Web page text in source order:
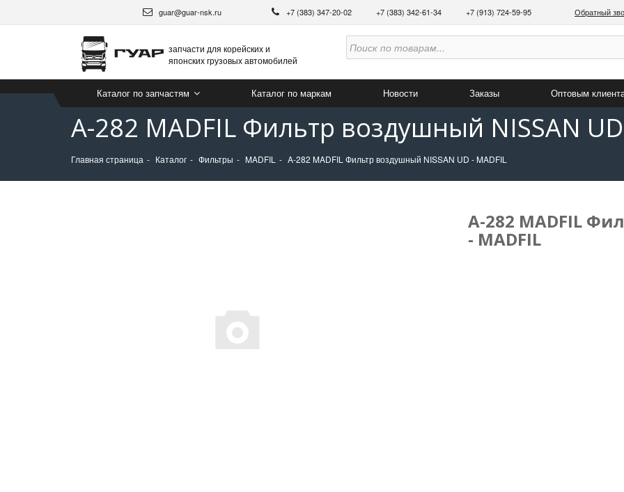
guar@guar-nsk.ru +7 (383) 347-20-02 +7 (383) 342-61-34 +7 (913) 724-59-95 Обратный
запчасти для корейских и
японских грузовых автомобилей
Каталог по запчастям Каталог по маркам Новости Заказы Оптовым
A-282 MADFIL Фильтр воздушный NISSAN
Главная страница Каталог Фильтры MADFIL A-282 MADFIL Фильтр воздушный NISSAN UD - MADFIL
A-282 MADFIL
- MADFIL